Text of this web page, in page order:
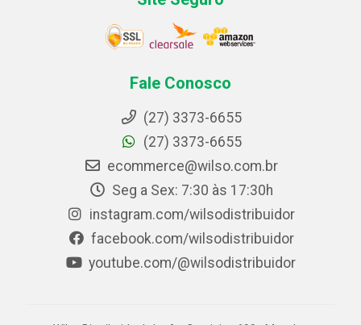
Fale Conosco
(27) 3373-6655
(27) 3373-6655
ecommerce@wilso.com.br
Seg a Sex: 7:30 às 17:30h
instagram.com/wilsodistribuidor
facebook.com/wilsodistribuidor
youtube.com/@wilsodistribuidor